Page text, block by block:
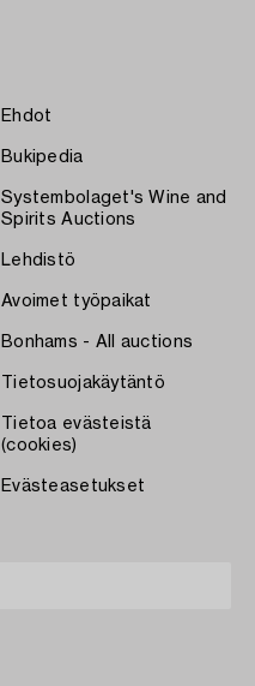
Ehdot
Bukipedia
Systembolaget's Wine and
Spirits Auctions
Lehdistö
Avoimet työpaikat
Bonhams - All auctions
Tietosuojakäytäntö
Tietoa evästeistä
(cookies)
Evästeasetukset